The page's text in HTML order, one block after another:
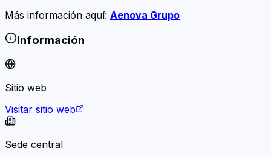
Más información aquí: Aenova Grupo
Información
Sitio web
Visitar sitio web
Sede central